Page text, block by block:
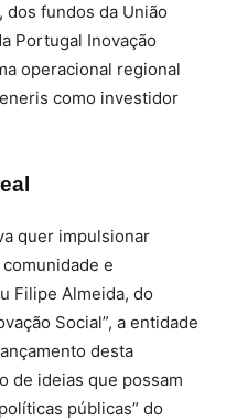
dos fundos da União
Portugal Inovação
operacional regional
como investidor
quer impulsionar
e
Filipe Almeida, do
Social”, a entidade
desta
de ideias que possam
públicas” do